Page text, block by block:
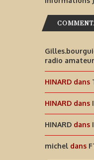
radio amateur
HINARD dans
HINARD dans
HINARD dans
michel dans